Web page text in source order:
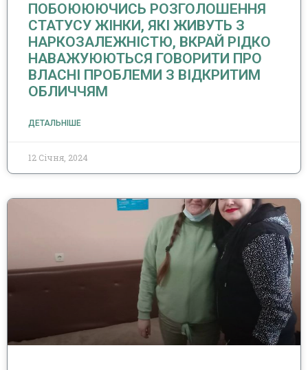
ПОБОЮЮЮЧИСЬ РОЗГОЛОШЕННЯ
СТАТУСУ ЖІНКИ, ЯКІ ЖИВУТЬ З
НАРКОЗАЛЕЖНІСТЮ, ВКРАЙ РІДКО
НАВАЖУЮЮТЬСЯ ГОВОРИТИ ПРО
ВЛАСНІ ПРОБЛЕМИ З ВІДКРИТИМ
ОБЛИЧЧЯМ
ДЕТАЛЬНІШЕ
12 Січня, 2024